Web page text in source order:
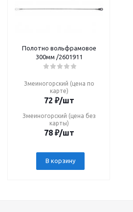
Полотно вольфрамовое
300мм /2601911
Змеиногорский (цена по
карте)
72 ₽/шт
Змеиногорский (цена без
карты)
78₽/шт
В корзину